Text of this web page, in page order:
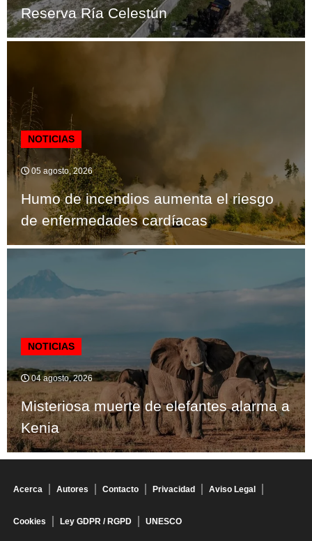
Reserva Ría Celestún
NOTICIAS
05 agosto, 2026
Humo de incendios aumenta el riesgo
de enfermedades cardíacas
NOTICIAS
04 agosto, 2026
Misteriosa muerte de elefantes alarma a
Kenia
Acerca Autores Contacto Privacidad Aviso Legal
Cookies Ley GDPR / RGPD UNESCO